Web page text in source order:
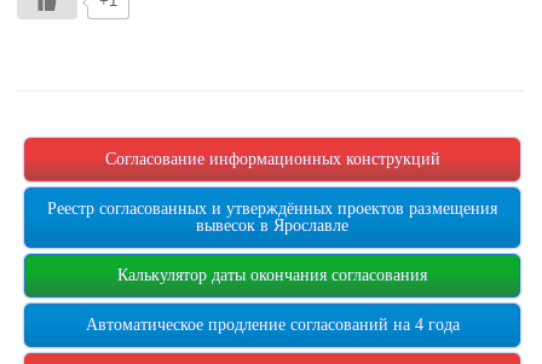
Согласование информационных конструкций
Реестр согласованных и утверждённых проектов размещения
вывесок в Ярославле
Калькулятор даты окончания согласования
Автоматическое продление согласований на 4 года